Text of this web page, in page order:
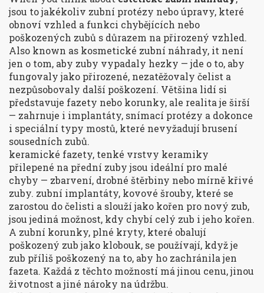
jsou to jakékoliv zubní protézy nebo úpravy, které
obnoví vzhled a funkci chybějících nebo
poškozených zubů s důrazem na přirozený vzhled.
Also known as kosmetické zubní náhrady, it není
jen o tom, aby zuby vypadaly hezky — jde o to, aby
fungovaly jako přirozené, nezatěžovaly čelist a
nezpůsobovaly další poškození. Většina lidí si
představuje fazety nebo korunky, ale realita je širší
— zahrnuje i implantáty, snímací protézy a dokonce
i speciální typy mostů, které nevyžadují brusení
sousedních zubů.
keramické fazety, tenké vrstvy keramiky
přilepené na přední zubyjsou ideální pro malé
chyby — zbarvení, drobné štěrbiny nebo mírně křivé
zuby. zubní implantáty, kovové šrouby, které se
zarostou do čelisti a slouží jako kořen pro nový zub,
jsou jediná možnost, kdy chybí celý zub i jeho kořen.
A zubní korunky, plné kryty, které obalují
poškozený zub jako klobouk, se používají, když je
zub příliš poškozený na to, aby ho zachránila jen
fazeta. Každá z těchto možností má jinou cenu, jinou
životnost a jiné nároky na údržbu.